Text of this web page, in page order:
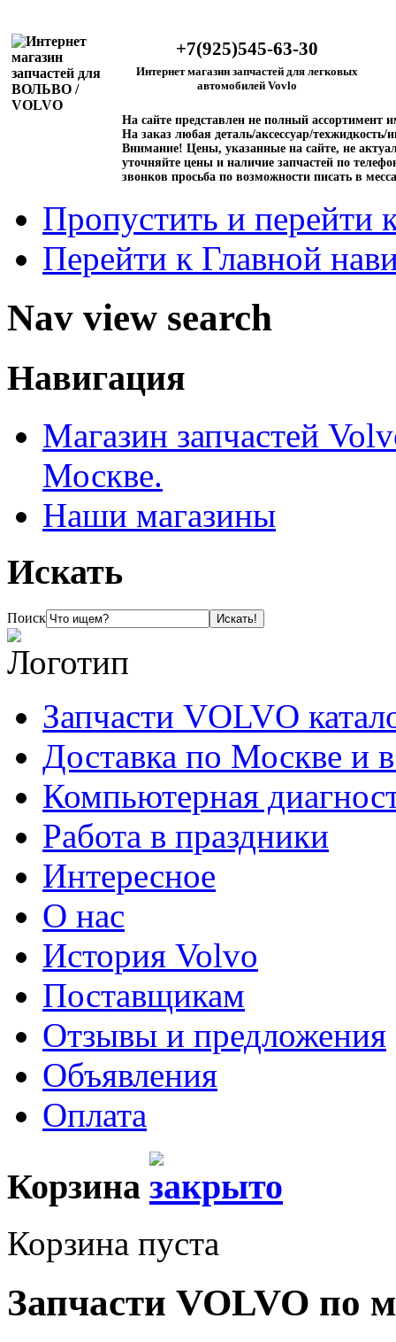
+7(925)545-63-30
Интернет магазин запчастей для легковых
автомобилей Vovlo
На сайте представлен не полный ассортимент
На заказ любая деталь/аксессуар/техжидкость/
Внимание! Цены, указанные на сайте, не
уточняйте цены и наличие запчастей по
звонков просьба по возможности писать в
Пропустить и перейти
Перейти к Главной
Nav view search
Навигация
Магазин запчастей
Москве.
Наши магазины
Искать
Поиск
Запчасти VOLVO
Доставка по Москве и
Компьютерная
Работа в праздники
Интересное
О нас
История Volvo
Поставщикам
Отзывы и предложения
Объявления
Оплата
Корзина
Корзина пуста
Запчасти VOLVO по